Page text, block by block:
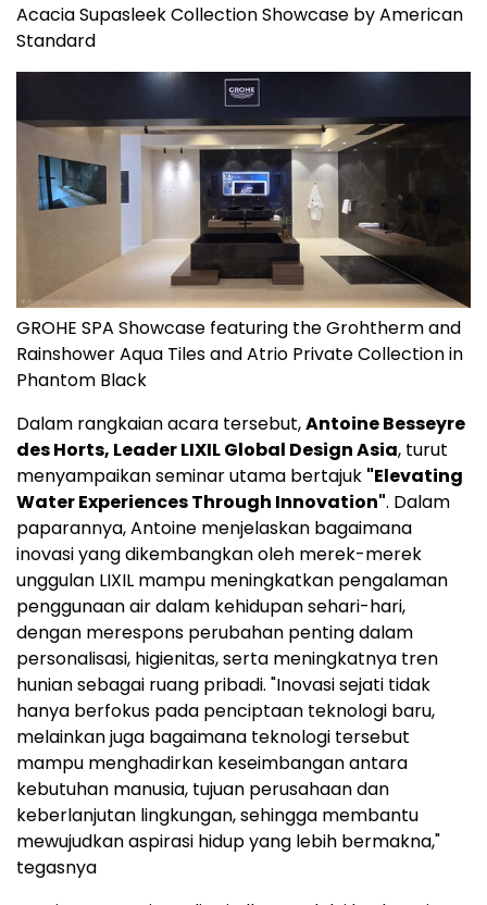
Acacia Supasleek Collection Showcase by American
Standard
GROHE SPA Showcase featuring the Grohtherm and
Rainshower Aqua Tiles and Atrio Private Collection in
Phantom Black
Dalam rangkaian acara tersebut,Antoine Besseyre
des Horts, Leader LIXIL Global Design Asia, turut
menyampaikan seminar utama bertajuk "Elevating
Water Experiences Through Innovation". Dalam
paparannya, Antoine menjelaskan bagaimana
inovasi yang dikembangkan oleh merek-merek
unggulan LIXIL mampu meningkatkan pengalaman
penggunaan air dalam kehidupan sehari-hari,
dengan merespons perubahan penting dalam
personalisasi, higienitas, serta meningkatnya tren
hunian sebagai ruang pribadi. "Inovasi sejati tidak
hanya berfokus pada penciptaan teknologi baru,
melainkan juga bagaimana teknologi tersebut
mampu menghadirkan keseimbangan antara
kebutuhan manusia, tujuan perusahaan dan
keberlanjutan lingkungan, sehingga membantu
mewujudkan aspirasi hidup yang lebih bermakna,"
tegasnya